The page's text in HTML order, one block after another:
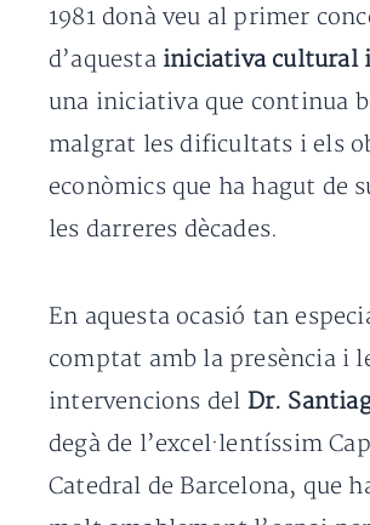
1981 donà veu al primer
d’aquesta iniciativa cultural
una iniciativa que continua
malgrat les dificultats i els
econòmics que ha hagut de
les darreres dècades.
En aquesta ocasió tan
comptat amb la presència i
intervencions del Dr.
degà de l’excel·lentíssim
Catedral de Barcelona, que